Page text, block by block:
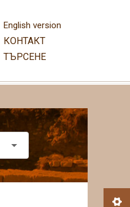
English version
КОНТАКТ
ТЪРСЕНЕ